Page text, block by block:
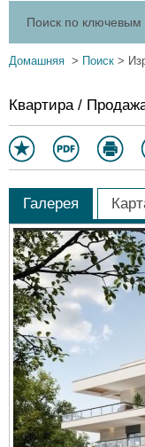
Поиск по ключевым
Домашняя > Поиск >
Квартира /
Галерея